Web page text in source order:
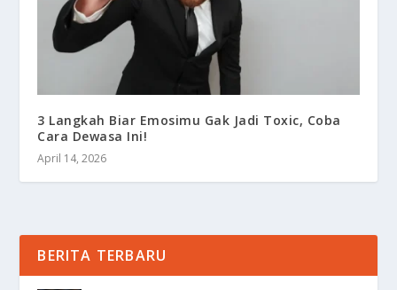
3 Langkah Biar Emosimu Gak Jadi Toxic, Coba
Cara Dewasa Ini!
April 14, 2026
BERITA TERBARU